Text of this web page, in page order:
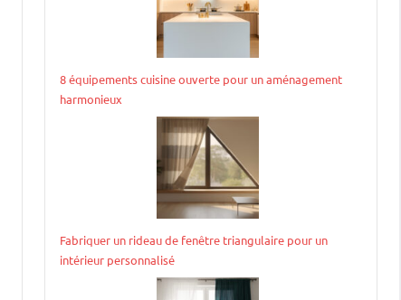
8 équipements cuisine ouverte pour un aménagement
harmonieux
Fabriquer un rideau de fenêtre triangulaire pour un
intérieur personnalisé